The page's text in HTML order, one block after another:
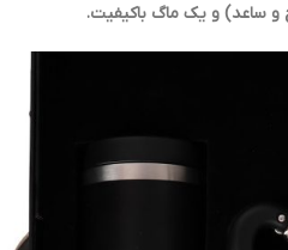
ساعد) و یک ماگ باکیفیت.